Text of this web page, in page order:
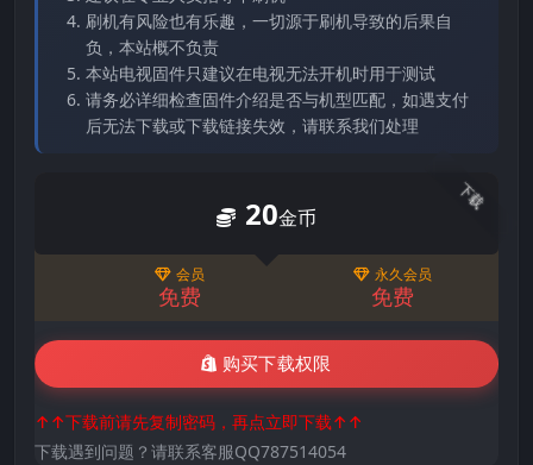
刷机有风险也有乐趣，一切源于刷机导致的后果自
负，本站概不负责
本站电视固件只建议在电视无法开机时用于测试
请务必详细检查固件介绍是否与机型匹配，如遇支付
后无法下载或下载链接失效，请联系我们处理
下载
20金币
会员
免费
永久会员
免费
购买下载权限
↑↑下载前请先复制密码，再点立即下载↑↑
下载遇到问题？请联系客服QQ787514054